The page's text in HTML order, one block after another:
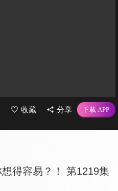
收藏 分享
得容易？！ 第1219集